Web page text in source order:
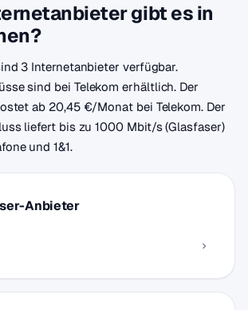
gibt es in
3 Internetanbieter verfügbar.
sind bei Telekom erhältlich. Der
ab 20,45 €/Monat bei Telekom. Der
liefert bis zu 1000 Mbit/s (Glasfaser)
und 1&1.
Anbieter